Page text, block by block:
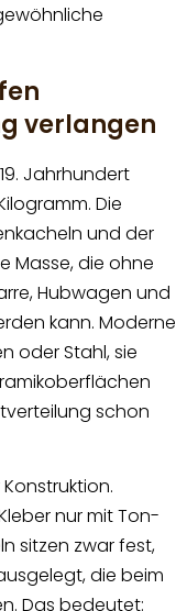
verlangen
Jahrhundert
Die
und der
Masse, die ohne
Hubwagen und
kann. Moderne
oder Stahl, sie
schon
nur mit Ton-
sitzen zwar fest,
die beim
Das bedeutet: